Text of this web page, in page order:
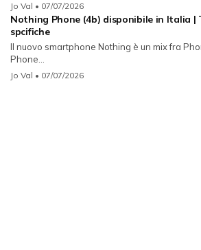
Jo Val • 07/07/2026
Nothing Phone (4b) disponibile in Italia |
spcifiche
Il nuovo smartphone Nothing è un mix fra
Phone...
Jo Val • 07/07/2026